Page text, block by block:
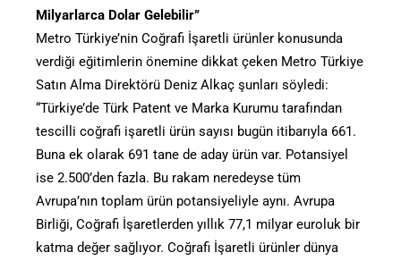
Milyarlarca Dolar Gelebilir”
Metro Türkiye’nin Coğrafi İşaretli ürünler konusunda
verdiği eğitimlerin önemine dikkat çeken Metro Türkiye
Satın Alma Direktörü Deniz Alkaç şunları söyledi:
“Türkiye’de Türk Patent ve Marka Kurumu tarafından
tescilli coğrafi işaretli ürün sayısı bugün itibarıyla 661.
Buna ek olarak 691 tane de aday ürün var. Potansiyel
ise 2.500’den fazla. Bu rakam neredeyse tüm
Avrupa’nın toplam ürün potansiyeliyle aynı. Avrupa
Birliği, Coğrafi İşaretlerden yıllık 77,1 milyar euroluk bir
katma değer sağlıyor. Coğrafi İşaretli ürünler dünya